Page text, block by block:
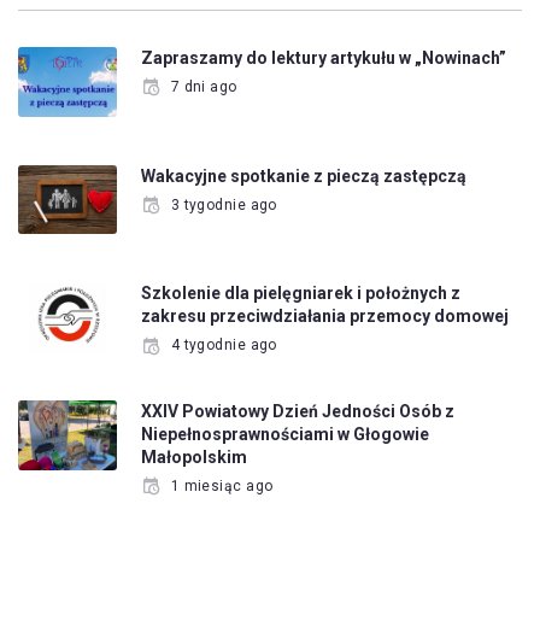
Zapraszamy do lektury artykułu w „Nowinach”
7 dni ago
Wakacyjne spotkanie z pieczą zastępczą
3 tygodnie ago
Szkolenie dla pielęgniarek i położnych z
zakresu przeciwdziałania przemocy domowej
4 tygodnie ago
XXIV Powiatowy Dzień Jedności Osób z
Niepełnosprawnościami w Głogowie
Małopolskim
1 miesiąc ago